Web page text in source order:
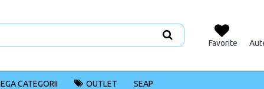
Favorite
CATEGORII OUTLET SEAP